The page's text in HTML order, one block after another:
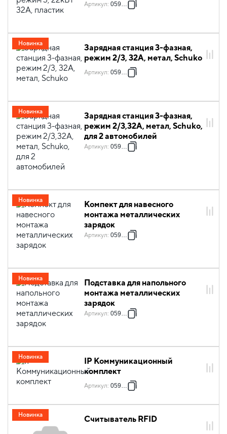
Артикул: 059002
Зарядная станция 3-фазная,
режим 2/3, 32А, метал, Schuko
Артикул: 059048
Новинка
Зарядная станция 3-фазная,
режим 2/3,32А, метал, Schuko,
для 2 автомобилей
Артикул: 059049
Новинка
Компект для навесного
монтажа металлических
зарядок
Артикул: 059053
Новинка
Подставка для напольного
монтажа металлических
зарядок
Артикул: 059054
Новинка
IP Коммуникационный
комплект
Артикул: 059056
Новинка
Считыватель RFID
Новинка